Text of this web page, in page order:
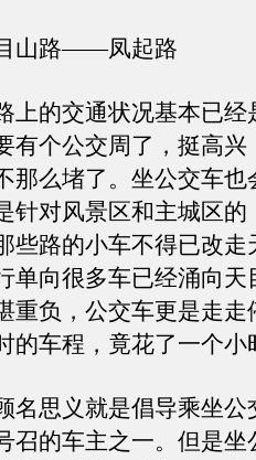
山路——凤起路
的交通状况基本已经
有个公交周了，挺高兴
那么堵了。坐公交车也
针对风景区和主城区的
些路的小车不得已改走
单向很多车已经涌向天
重负，公交车更是走走
的车程，竟花了一个小
思义就是倡导乘坐公
召的车主之一。但是坐